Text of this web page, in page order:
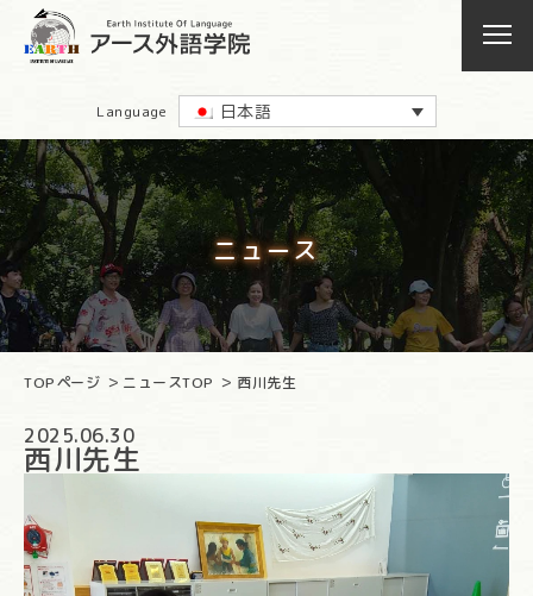
Language 日本語
ニュース
TOPページ ニュースTOP 西川先生
2025.06.30
西川先生